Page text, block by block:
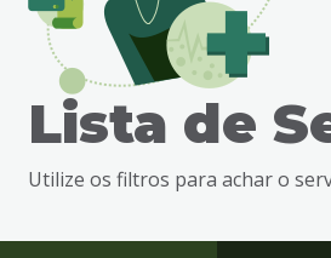
busca
Ir
Lista de
Utilize os filtros para achar o